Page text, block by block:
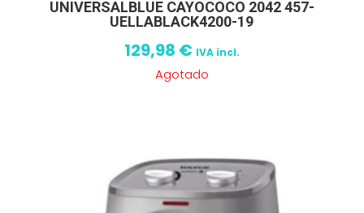
UNIVERSALBLUE CAYOCOCO 2042 457-
UELLABLACK4200-19
129,98 € IVA incl.
Agotado